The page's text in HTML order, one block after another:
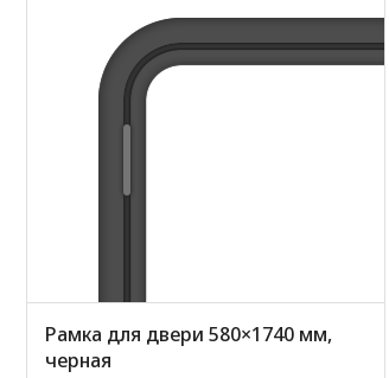
Рамка для двери 580×1740 мм,
черная